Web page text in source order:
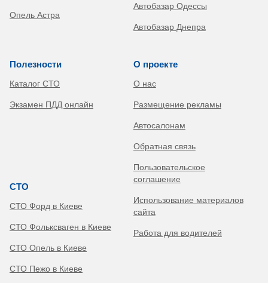
Опель Астра
Автобазар Одессы
Автобазар Днепра
Полезности
Каталог СТО
Экзамен ПДД онлайн
СТО
СТО Форд в Киеве
СТО Фольксваген в Киеве
СТО Опель в Киеве
СТО Пежо в Киеве
О проекте
О нас
Размещение рекламы
Автосалонам
Обратная связь
Пользовательское
соглашение
Использование материалов
сайта
Работа для водителей